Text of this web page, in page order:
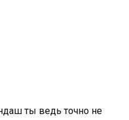
ты ведь точно не